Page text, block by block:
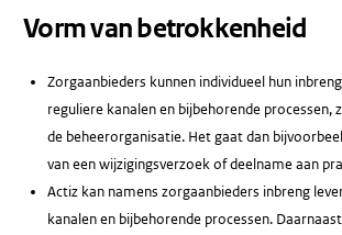
Vorm van betrokkenheid
Zorgaanbieders kunnen individueel hun
reguliere kanalen en bijbehorende processen,
de beheerorganisatie. Het gaat dan
van een wijzigingsverzoek of deelname aan
Actiz kan namens zorgaanbieders inbreng
kanalen en bijbehorende processen.